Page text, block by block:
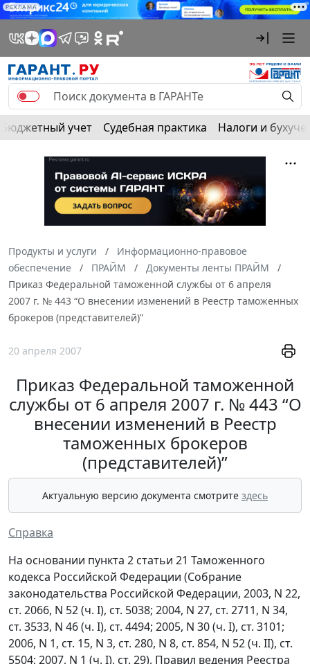
РЕКЛАМА
Бюджетный учет Судебная практика Налоги и
Продукты и услуги
Информационно-правовое
обеспечение
ПРАЙМ
Документы ленты ПРАЙМ
Приказ Федеральной таможенной службы от 6 апреля
2007 г. № 443 “О внесении изменений в Реестр таможенных
брокеров (представителей)”
20 апреля 2007
Приказ Федеральной таможенной
службы от 6 апреля 2007 г. № 443 “О
внесении изменений в Реестр
таможенных брокеров
(представителей)”
Актуальную версию документа смотрите здесь
Справка
На основании пункта 2 статьи 21 Таможенного
кодекса Российской Федерации (Собрание
законодательства Российской Федерации, 2003, N 22,
ст. 2066, N 52 (ч. I), ст. 5038; 2004, N 27, ст. 2711, N 34,
ст. 3533, N 46 (ч. I), ст. 4494; 2005, N 30 (ч. I), ст. 3101;
2006, N 1, ст. 15, N 3, ст. 280, N 8, ст. 854, N 52 (ч. II), ст.
5504; 2007, N 1 (ч. I), ст. 29), Правил ведения Реестра